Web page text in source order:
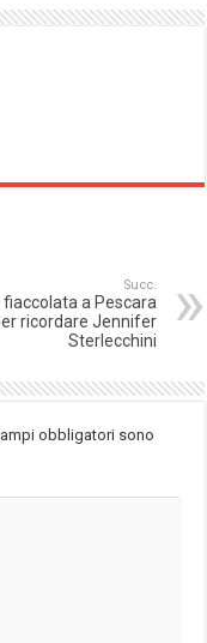
Succ.
fiaccolata a Pescara
ricordare Jennifer
Sterlecchini
obbligatori sono